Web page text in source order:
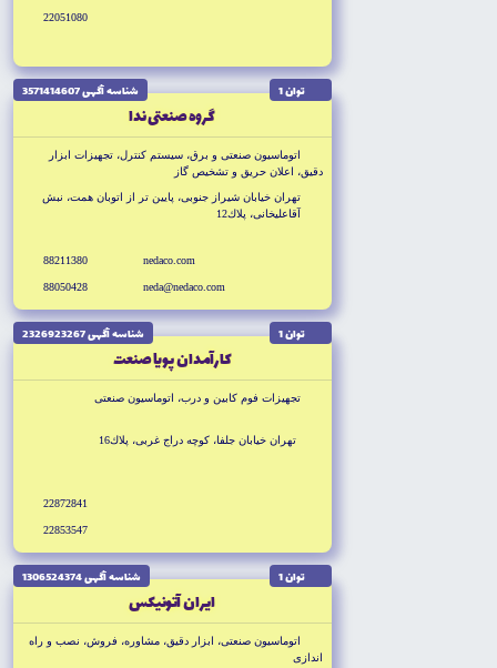
22051080
توان 1 شناسه آگهى 3571414607
گروه صنعتى ندا
اتوماسيون صنعتى و برق، سيستم كنترل، تجهيزات ابزار
دقيق، اعلان حريق و تشخيص گاز
تهران خيابان شيراز جنوبى، پايين تر از اتوبان همت، نبش
آقاعليخانى، پلاك12
nedaco.com
neda@nedaco.com
88211380
88050428
توان 1 شناسه آگهى 2326923267
كارآمدان پويا صنعت
تجهيزات فوم كابين و درب، اتوماسيون صنعتى
تهران خيابان جلفا، كوچه دراج غربى، پلاك16
22872841
22853547
توان 1 شناسه آگهى 1306524374
ايران آتونيكس
اتوماسيون صنعتى، ابزار دقيق، مشاوره، فروش، نصب و راه
اندازى